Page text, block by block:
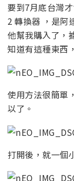
要到7月底台灣
2 轉換器 ，是阿
他幫我購入了，
知道有這種東西
使用方法很簡單
以了。
打開後，就一個